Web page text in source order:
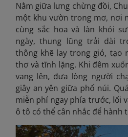
Nằm giữa lưng chừng đồi,
một khu vườn trong mơ, nơi
cùng sắc hoa và làn khói
ngày, thung lũng trải dài
thông khẽ lay trong gió, tạo
thơ và tĩnh lặng. Khi đêm
vang lên, đưa lòng người
giây an yên giữa phố núi.
miễn phí ngay phía trước, lối
ô tô có thể cân nhắc để hành